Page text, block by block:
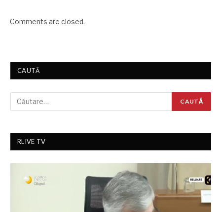
Comments are closed.
CAUTĂ
RLIVE TV